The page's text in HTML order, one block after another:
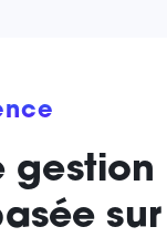
gestion
sur